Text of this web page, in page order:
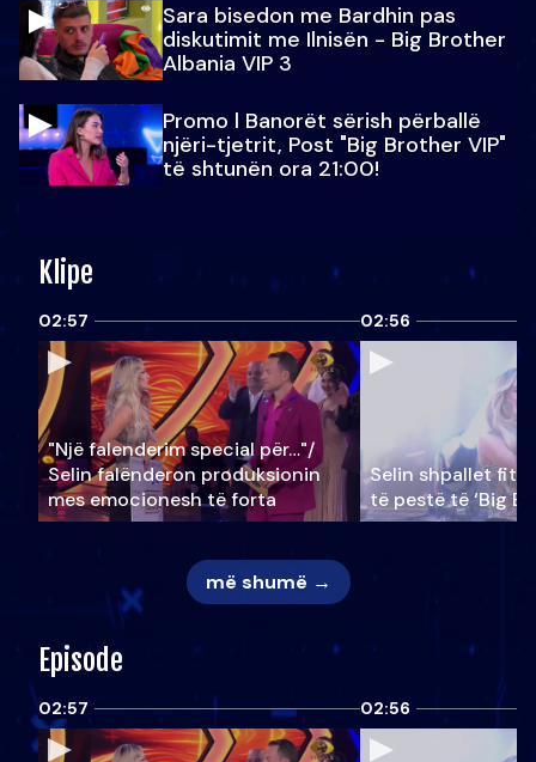
Sara bisedon me Bardhin pas
diskutimit me Ilnisën - Big Brother
Albania VIP 3
Promo l Banorët sërish përballë
njëri-tjetrit, Post "Big Brother VIP"
të shtunën ora 21:00!
Klipe
02:57
"Një falenderim special për…"/
Selin falënderon produksionin
mes emocionesh të forta
02:56
Selin shpallet
të pestë të ‘Big
më shumë →
Episode
02:57 02:56